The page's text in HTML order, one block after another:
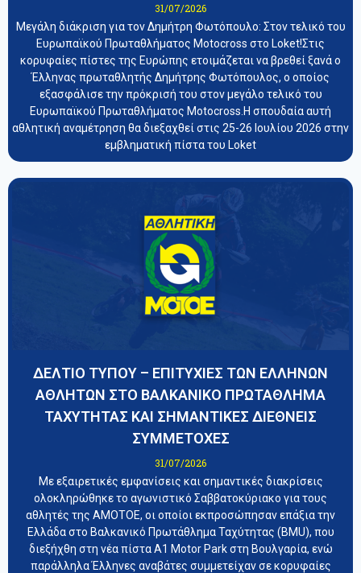
31/07/2026
Μεγάλη διάκριση για τον Δημήτρη Φωτόπουλο: Στον τελικό του
Ευρωπαϊκού Πρωταθλήματος Motocross στο Loket!Στις
κορυφαίες πίστες της Ευρώπης ετοιμάζεται να βρεθεί ξανά ο
Έλληνας πρωταθλητής Δημήτρης Φωτόπουλος, ο οποίος
εξασφάλισε την πρόκρισή του στον μεγάλο τελικό του
Ευρωπαϊκού Πρωταθλήματος Motocross.Η σπουδαία αυτή
αθλητική αναμέτρηση θα διεξαχθεί στις 25-26 Ιουλίου 2026 στην
εμβληματική πίστα του Loket
ΔΕΛΤΙΟ ΤΥΠΟΥ – ΕΠΙΤΥΧΙΕΣ ΤΩΝ ΕΛΛΗΝΩΝ
ΑΘΛΗΤΩΝ ΣΤΟ ΒΑΛΚΑΝΙΚΟ ΠΡΩΤΑΘΛΗΜΑ
ΤΑΧΥΤΗΤΑΣ ΚΑΙ ΣΗΜΑΝΤΙΚΕΣ ΔΙΕΘΝΕΙΣ
ΣΥΜΜΕΤΟΧΕΣ
31/07/2026
Με εξαιρετικές εμφανίσεις και σημαντικές διακρίσεις
ολοκληρώθηκε το αγωνιστικό Σαββατοκύριακο για τους
αθλητές της ΑΜΟΤΟΕ, οι οποίοι εκπροσώπησαν επάξια την
Ελλάδα στο Βαλκανικό Πρωτάθλημα Ταχύτητας (BMU), που
διεξήχθη στη νέα πίστα A1 Motor Park στη Βουλγαρία, ενώ
παράλληλα Έλληνες αναβάτες συμμετείχαν σε κορυφαίες